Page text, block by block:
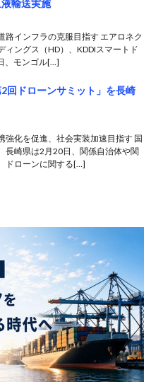
輸送実施
路インフラの克服目指す エアロネク
ィングス（HD）、KDDIスマートド
、モンゴル[…]
回ドローンサミット」を長崎
強化を促進、社会実装加速目指す 国
長崎県は2月20日、関係自治体や関
ドローンに関する[…]